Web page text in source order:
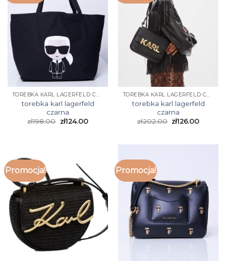
TOREBKA KARL LAGERFELD CZARNA
torebka karl lagerfeld
czarna
zł198.00 zł124.00
TOREBKA KARL LAGERFELD CZARNA
torebka karl lagerfeld
czarna
zł202.00 zł126.00
Promocja! Promocja!